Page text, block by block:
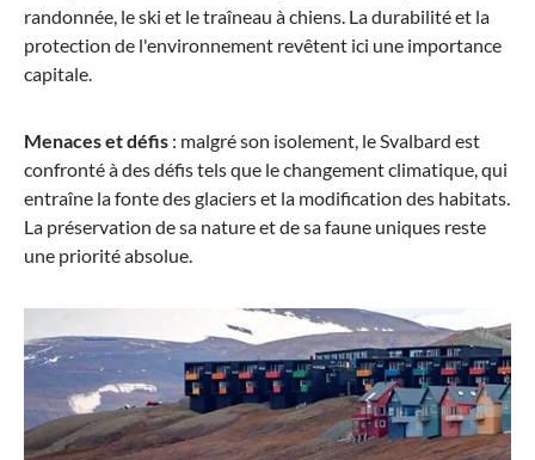
randonnée, le ski et le traîneau à chiens. La durabilité et la
protection de l'environnement revêtent ici une importance
capitale.
Menaces et défis : malgré son isolement, le Svalbard est
confronté à des défis tels que le changement climatique, qui
entraîne la fonte des glaciers et la modification des habitats.
La préservation de sa nature et de sa faune uniques reste
une priorité absolue.